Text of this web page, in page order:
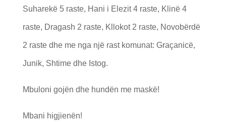
Suharekë 5 raste, Hani i Elezit 4 raste, Klinë 4
raste, Dragash 2 raste, Kllokot 2 raste, Novobërdë
2 raste dhe me nga një rast komunat: Graçanicë,
Junik, Shtime dhe Istog.
Mbuloni gojën dhe hundën me maskë!
Mbani higjienën!